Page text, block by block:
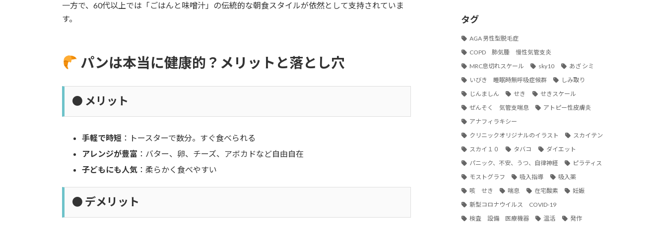
一方で、60代以上では「ごはんと味噌汁」の伝統的な朝食スタイルが依然として支持されていま
す。
パンは本当に健康的？メリットと落とし穴
● メリット
手軽で時短 ：トースターで数分。すぐ食べられる
アレンジが豊富 ：バター、卵、チーズ、アボカドなど自由自在
子どもにも人気 ：柔らかく食べやすい
● デメリット
タグ
AGA 男性型脱毛症
COPD 肺気腫 慢性気管支炎
MRC息切れスケール
sky10
あざ シミ
いびき 睡眠時無呼吸症候群
しみ取り
じんましん
せき
せきスケール
ぜんそく 気管支喘息
アトピー性皮膚炎
アナフィラキシー
クリニックオリジナルのイラスト
スカイテン
スカイ１０
タバコ
ダイエット
パニック、不安、うつ、自律神経
ピラティス
モストグラフ
吸入指導
吸入薬
咳 せき
喘息 在宅酸素
妊娠
新型コロナウイルス COVID-19
検査 設備 医療機器
温活
発作